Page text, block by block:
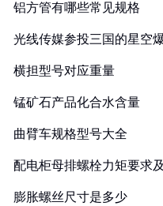
铝方管有哪些常见规格
光线传媒参投三国的星空
横担型号对应重量
锰矿石产品化合水含量
曲臂车规格型号大全
配电柜母排螺栓力矩要求
膨胀螺丝尺寸是多少